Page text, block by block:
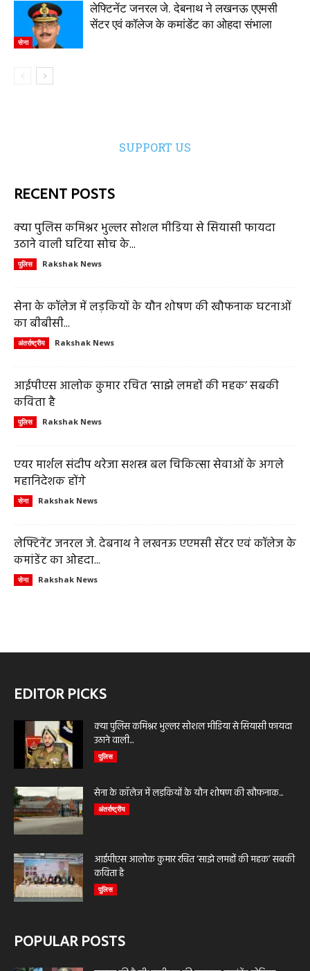
सेना
लेफ्टिनेंट जनरल जे. देबनाथ ने लखनऊ एएमसी
सेंटर एवं कॉलेज के कमांडेंट का ओहदा संभाला
SUPPORT US
RECENT POSTS
क्या पुलिस कमिश्नर भुल्लर सोशल मीडिया से सियासी फायदा
उठाने वाली घटिया सोच के...
पुलिस Rakshak News
सेना के कॉलेज में लड़कियों के यौन शोषण की खौफनाक घटनाओं
का बीबीसी...
अंतर्राष्ट्रीय Rakshak News
आईपीएस आलोक कुमार रचित ‘साझे लमहों की महक’ सबकी
कविता है
पुलिस Rakshak News
एयर मार्शल संदीप थरेजा सशस्त्र बल चिकित्सा सेवाओं के अगले
महानिदेशक होंगे
सेना Rakshak News
लेफ्टिनेंट जनरल जे. देबनाथ ने लखनऊ एएमसी सेंटर एवं कॉलेज के
कमांडेंट का ओहदा...
सेना Rakshak News
EDITOR PICKS
क्या पुलिस कमिश्नर भुल्लर सोशल मीडिया से सियासी फायदा
उठाने वाली...
पुलिस
सेना के कॉलेज में लड़कियों के यौन शोषण की खौफनाक...
अंतर्राष्ट्रीय
आईपीएस आलोक कुमार रचित ‘साझे लमहों की महक’ सबकी
कविता है
पुलिस
POPULAR POSTS